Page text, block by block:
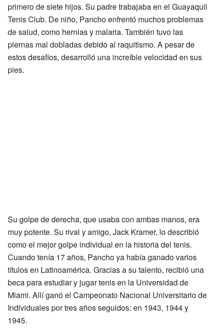
primero de siete hijos. Su padre trabajaba en el Guayaquil
Tenis Club. De niño, Pancho enfrentó muchos problemas
de salud, como hernias y malaria. También tuvo las
piernas mal dobladas debido al raquitismo. A pesar de
estos desafíos, desarrolló una increíble velocidad en sus
pies.
Su golpe de derecha, que usaba con ambas manos, era
muy potente. Su rival y amigo, Jack Kramer, lo describió
como el mejor golpe individual en la historia del tenis.
Cuando tenía 17 años, Pancho ya había ganado varios
títulos en Latinoamérica. Gracias a su talento, recibió una
beca para estudiar y jugar tenis en la Universidad de
Miami. Allí ganó el Campeonato Nacional Universitario de
Individuales por tres años seguidos: en 1943, 1944 y
1945.